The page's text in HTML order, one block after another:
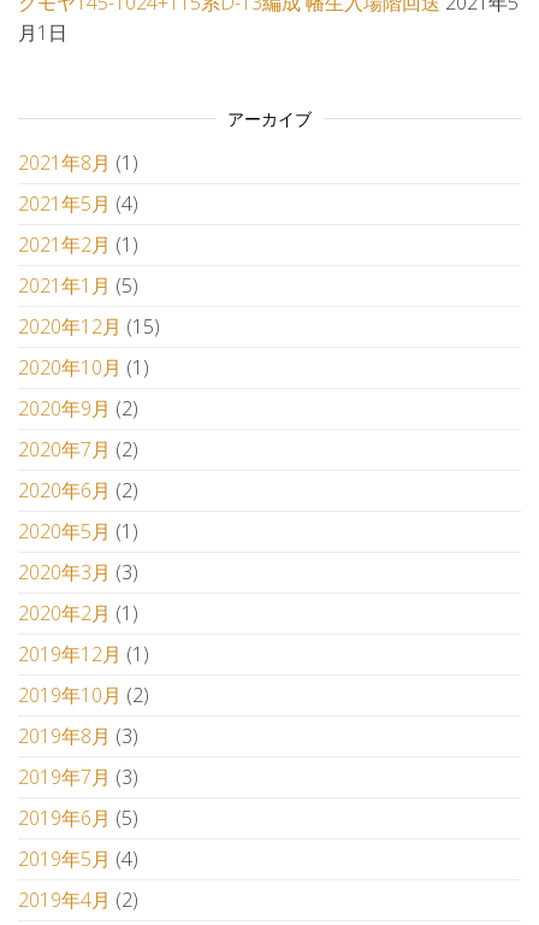
月1日
アーカイブ
2021年8月 (1)
2021年5月 (4)
2021年2月 (1)
2021年1月 (5)
2020年12月 (15)
2020年10月 (1)
2020年9月 (2)
2020年7月 (2)
2020年6月 (2)
2020年5月 (1)
2020年3月 (3)
2020年2月 (1)
2019年12月 (1)
2019年10月 (2)
2019年8月 (3)
2019年7月 (3)
2019年6月 (5)
2019年5月 (4)
2019年4月 (2)